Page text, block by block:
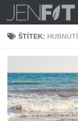
Skip to content
ŠTÍTEK: HUBNUTÍ